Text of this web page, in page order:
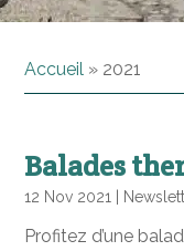
Accueil » 2021
Balades
12 Nov 2021
Profitez d’une